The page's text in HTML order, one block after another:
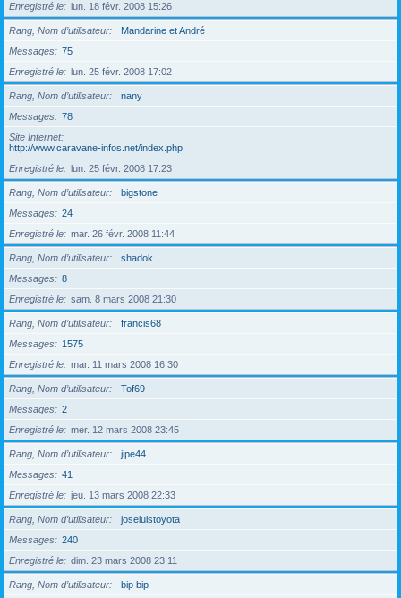
Enregistré le
lun. 18 févr. 2008 15:26
Rang, Nom d’utilisateur
Mandarine et André
Messages
75
Enregistré le
lun. 25 févr. 2008 17:02
Rang, Nom d’utilisateur
nany
Messages
78
Site Internet
http://www.caravane-infos.net/index.php
Enregistré le
lun. 25 févr. 2008 17:23
Rang, Nom d’utilisateur
bigstone
Messages
24
Enregistré le
mar. 26 févr. 2008 11:44
Rang, Nom d’utilisateur
shadok
Messages
8
Enregistré le
sam. 8 mars 2008 21:30
Rang, Nom d’utilisateur
francis68
Messages
1575
Enregistré le
mar. 11 mars 2008 16:30
Rang, Nom d’utilisateur
Tof69
Messages
2
Enregistré le
mer. 12 mars 2008 23:45
Rang, Nom d’utilisateur
jipe44
Messages
41
Enregistré le
jeu. 13 mars 2008 22:33
Rang, Nom d’utilisateur
joseluistoyota
Messages
240
Enregistré le
dim. 23 mars 2008 23:11
Rang, Nom d’utilisateur
bip bip